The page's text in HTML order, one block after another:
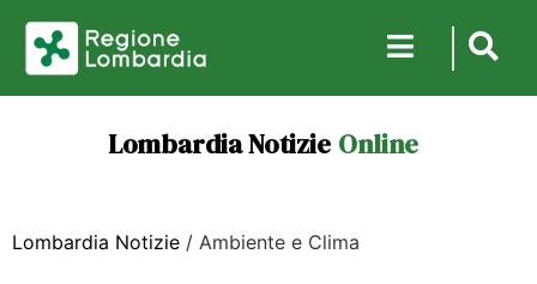
Lombardia Notizie Online
Lombardia Notizie / Ambiente e Clima